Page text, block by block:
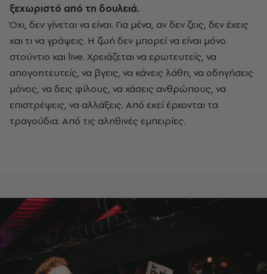
ξεχωριστό από τη δουλειά.
Όχι, δεν γίνεται να είναι. Για μένα, αν δεν ζεις, δεν έχεις
και τι να γράψεις. Η ζωή δεν μπορεί να είναι μόνο
στούντιο και live. Χρειάζεται να ερωτευτείς, να
απογοητευτείς, να βγεις, να κάνεις λάθη, να οδηγήσεις
μόνος, να δεις φίλους, να χάσεις ανθρώπους, να
επιστρέψεις, να αλλάξεις. Από εκεί έρχονται τα
τραγούδια. Από τις αληθινές εμπειρίες.